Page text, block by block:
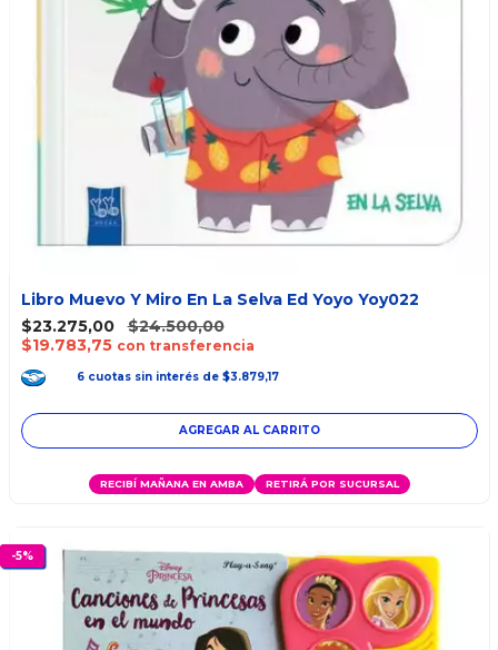
Libro Muevo Y Miro En La Selva Ed Yoyo Yoy022
$23.275,00
$24.500,00
$19.783,75 con transferencia
6 cuotas sin interés de $3.879,17
RECIBÍ MAÑANA EN AMBA RETIRÁ POR SUCURSAL
-5%